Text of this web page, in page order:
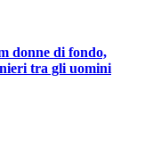
donne di fondo,
tra gli uomini